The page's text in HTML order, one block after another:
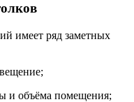
имеет ряд заметных
и объёма помещения;